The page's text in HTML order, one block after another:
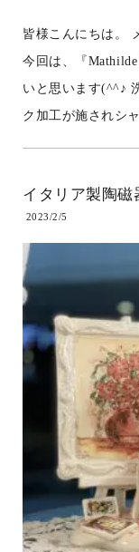
皆様こんにちは。
今回は、『
いと思います(^^♪
ク加工が施されシ
イタリア製陶
2023/2/5